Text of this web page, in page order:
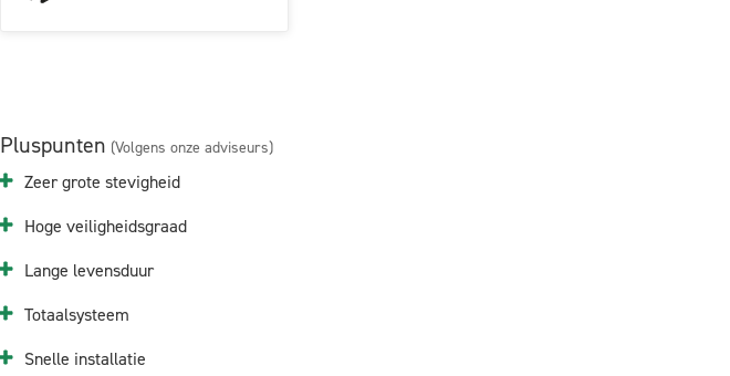
Pluspunten (Volgens onze adviseurs)
Zeer grote stevigheid
Hoge veiligheidsgraad
Lange levensduur
Totaalsysteem
Snelle installatie